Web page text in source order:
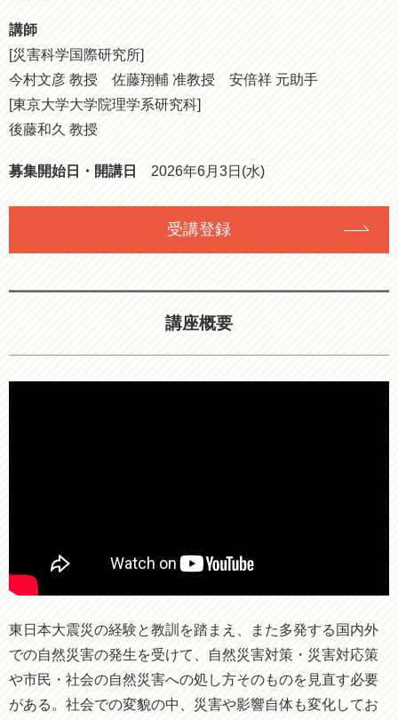
講師
[災害科学国際研究所]
今村文彦 教授 佐藤翔輔 准教授 安倍祥 元助手
[東京大学大学院理学系研究科]
後藤和久 教授
募集開始日・開講日 2026年6月3日(水)
受講登録
講座概要
東日本大震災の経験と教訓を踏まえ、また多発する国内外
での自然災害の発生を受けて、自然災害対策・災害対応策
や市民・社会の自然災害への処し方そのものを見直す必要
がある。社会での変貌の中、災害や影響自体も変化してお